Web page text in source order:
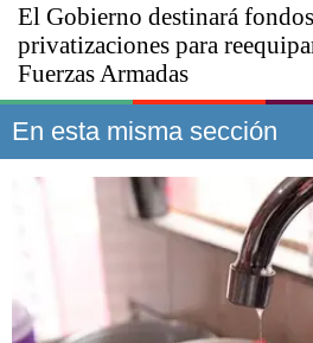
El Gobierno destinará
privatizaciones para
Fuerzas Armadas
En esta misma sección